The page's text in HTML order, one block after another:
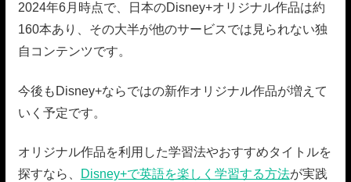
2024年6月時点で、日本のDisney+オリジナル作品は約
160本あり、その大半が他のサービスでは見られない独
自コンテンツです。
今後もDisney+ならではの新作オリジナル作品が増えて
いく予定です。
オリジナル作品を利用した学習法やおすすめタイトルを
探すなら、
Disney+で英語を楽しく学習する方法が実践